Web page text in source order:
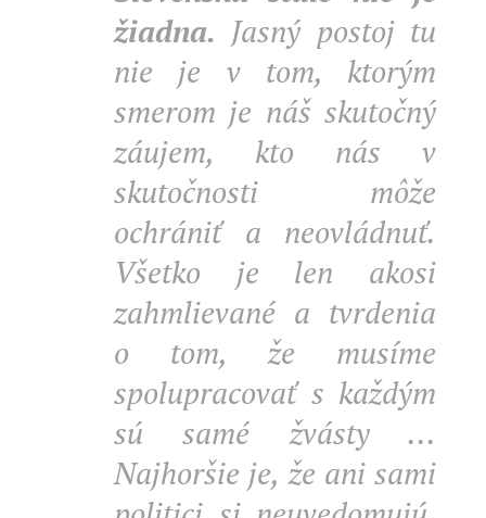
žiadna. Jasný postoj tu
nie je v tom, ktorým
smerom je náš skutočný
záujem, kto nás v
skutočnosti môže
ochrániť a neovládnuť.
Všetko je len akosi
zahmlievané a tvrdenia
o tom, že musíme
spolupracovať s každým
sú samé žvásty ...
Najhoršie je, že ani sami